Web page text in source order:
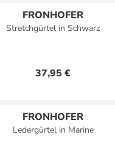
FRONHOFER
Stretchgürtel in Schwarz
37,95 €
FRONHOFER
Ledergürtel in Marine